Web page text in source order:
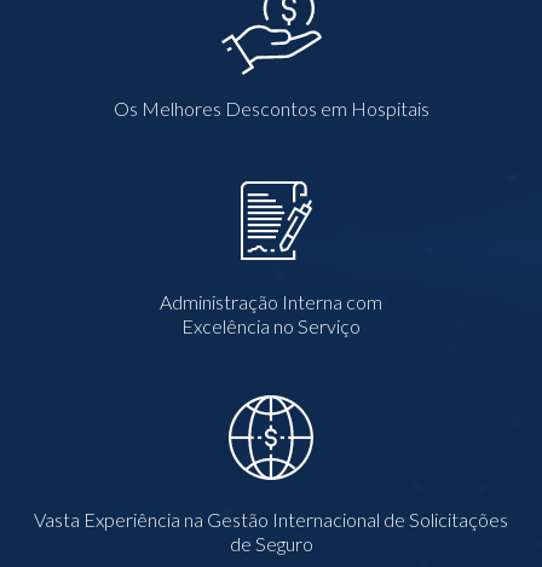
Os Melhores Descontos em Hospitais
Administração Interna com
Excelência no Serviço
Vasta Experiência na Gestão Internacional de Solicitações
de Seguro